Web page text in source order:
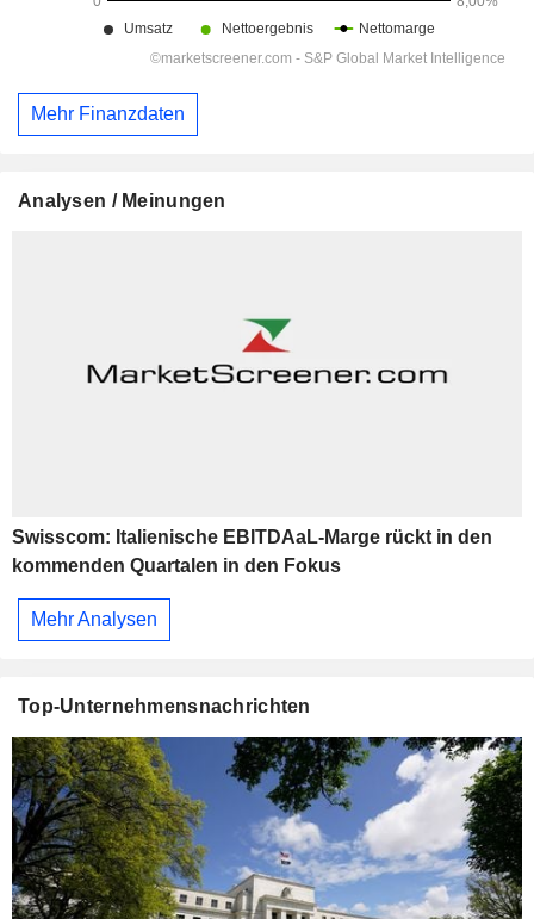
Mehr Finanzdaten
Analysen / Meinungen
Swisscom: Italienische EBITDAaL-Marge rückt in den
kommenden Quartalen in den Fokus
Mehr Analysen
Top-Unternehmensnachrichten